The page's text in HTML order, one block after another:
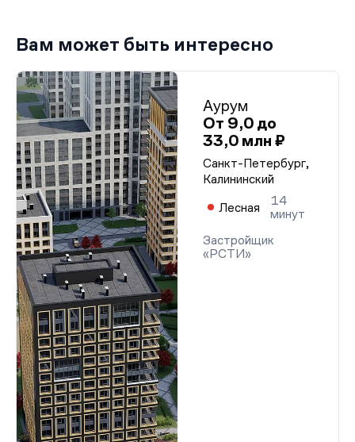
Вам может быть интересно
Аурум
От 9,0 до
33,0 млн ₽
Санкт-Петербург,
Калининский
Лесная
14
минут
Застройщик
«РСТИ»